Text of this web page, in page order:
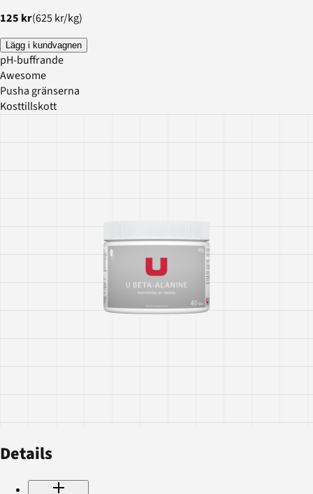
125 kr(625 kr/kg)
Lägg i kundvagnen
pH-buffrande
Awesome
Pusha gränserna
Kosttillskott
Details